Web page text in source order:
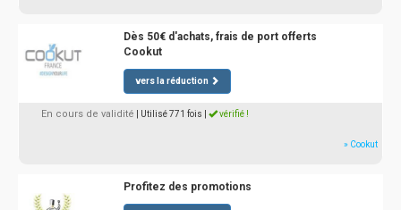
Dès 50€ d'achats, frais de port offerts
Cookut
vers la réduction
En cours de validité | Utilisé 771 fois vérifié !
» Cookut
Profitez des promotions